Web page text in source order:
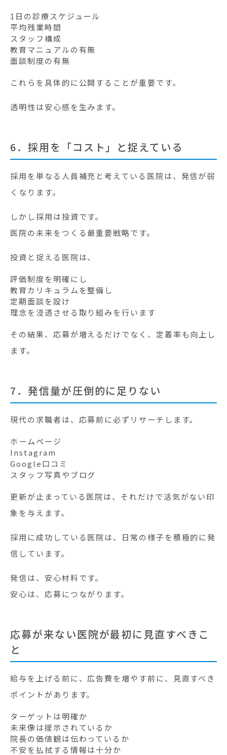
1日の診療スケジュール
平均残業時間
スタッフ構成
教育マニュアルの有無
面談制度の有無
これらを具体的に公開することが重要です。
透明性は安心感を生みます。
6．採用を「コスト」と捉えている
採用を単なる人員補充と考えている医院は、発信が弱
くなります。
しかし採用は投資です。
医院の未来をつくる最重要戦略です。
投資と捉える医院は、
評価制度を明確にし
教育カリキュラムを整備し
定期面談を設け
理念を浸透させる取り組みを行います
その結果、応募が増えるだけでなく、定着率も向上し
ます。
7．発信量が圧倒的に足りない
現代の求職者は、応募前に必ずリサーチします。
ホームページ
Instagram
Google口コミ
スタッフ写真やブログ
更新が止まっている医院は、それだけで活気がない印
象を与えます。
採用に成功している医院は、日常の様子を積極的に発
信しています。
発信は、安心材料です。
安心は、応募につながります。
応募が来ない医院が最初に見直すべきこ
と
給与を上げる前に、広告費を増やす前に、見直すべき
ポイントがあります。
ターゲットは明確か
未来像は提示されているか
院長の価値観は伝わっているか
不安を払拭する情報は十分か